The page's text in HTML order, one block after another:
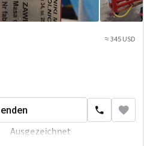
≈ 345 USD
Ausgezeichnet